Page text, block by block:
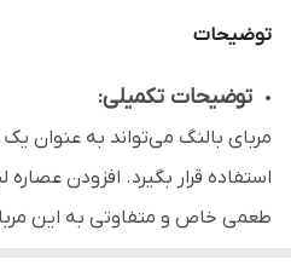
توضیحات
توضیحات تکمیلی:
مربای بالنگ می‌تواند به عنوان
استفاده قرار بگیرد. افزودن
طعمی خاص و متفاوتی به این